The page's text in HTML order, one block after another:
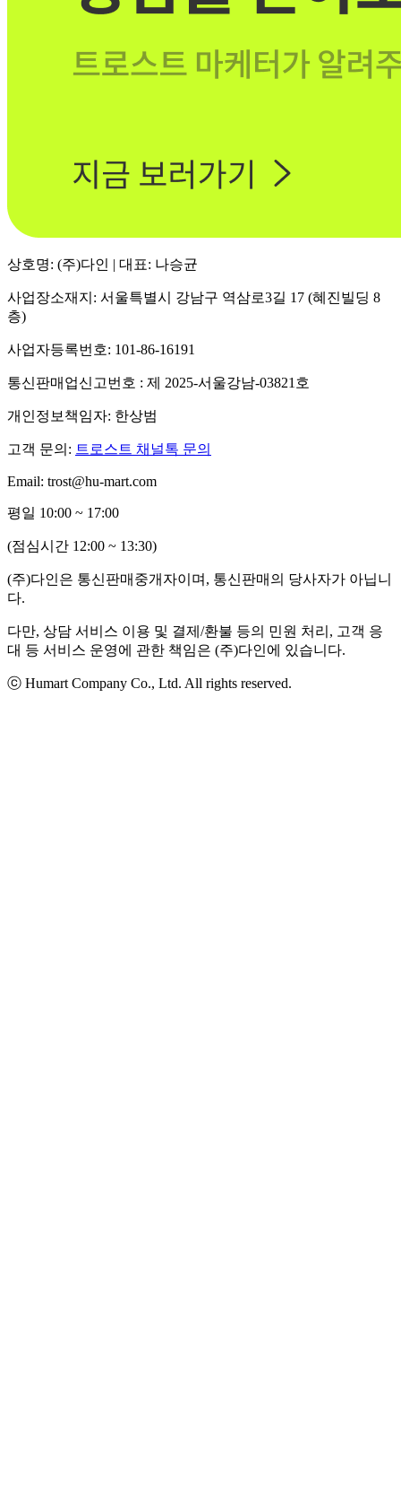
상호명: (주)다인 | 대표: 나승균
사업장소재지: 서울특별시 강남구 역삼로3길 17 (혜진빌딩 8
층)
사업자등록번호: 101-86-16191
통신판매업신고번호 : 제 2025-서울강남-03821호
개인정보책임자: 한상범
고객 문의: 트로스트 채널톡 문의
Email: trost@hu-mart.com
평일 10:00 ~ 17:00
(점심시간 12:00 ~ 13:30)
(주)다인은 통신판매중개자이며, 통신판매의 당사자가 아닙니
다.
다만, 상담 서비스 이용 및 결제/환불 등의 민원 처리, 고객 응
대 등 서비스 운영에 관한 책임은 (주)다인에 있습니다.
ⓒ Humart Company Co., Ltd. All rights reserved.